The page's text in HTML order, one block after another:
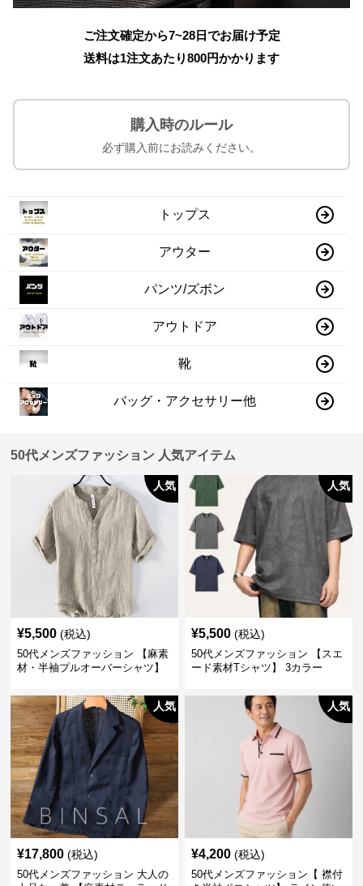
ご注文確定から7~28日でお届け予定
送料は1注文あたり800円かかります
購入時のルール
必ず購入前にお読みください。
トップス
アウター
パンツ/ズボン
アウトドア
靴
バッグ・アクセサリー他
50代メンズファッション 人気アイテム
人気
¥5,500 (税込)
50代メンズファッション 【麻素
材・半袖プルオーバーシャツ】
人気
¥5,500 (税込)
50代メンズファッション 【スエ
ード素材Tシャツ】 3カラー
人気
¥17,800 (税込)
50代メンズファッション 大人の
人気
¥4,200 (税込)
50代メンズファッション【 襟付